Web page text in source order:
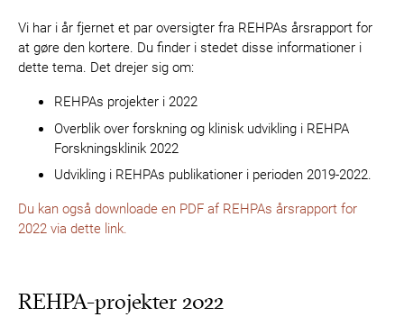
Vi har i år fjernet et par oversigter fra REHPAs årsrapport for
at gøre den kortere. Du finder i stedet disse informationer i
dette tema. Det drejer sig om:
REHPAs projekter i 2022
Overblik over forskning og klinisk udvikling i REHPA
Forskningsklinik 2022
Udvikling i REHPAs publikationer i perioden 2019-2022.
Du kan også downloade en PDF af REHPAs årsrapport for
2022 via dette link.
REHPA-projekter 2022